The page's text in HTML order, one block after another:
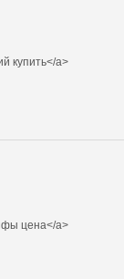
купить</a>
цена</a>